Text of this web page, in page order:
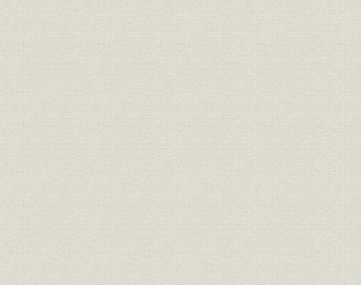
技術
焦土からの出発と高度成長の軌
跡 1946●昭和21年→昭和46年
●1971
昭和36年
(1971年)
技術
「モートルの明電」から「パワ
ートロニクスの明電」へ 1972●
昭和47年→平成元年●1989
昭和46年
(1972年)